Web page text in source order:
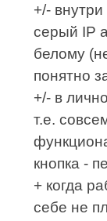
+/-
серый IP
белому
понятно
+/- в
т.е.
кнопка -
+ когда
себе не